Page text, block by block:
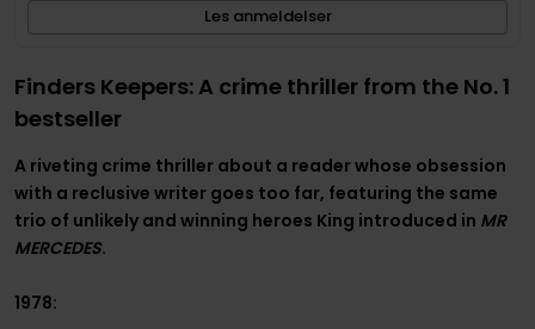
Les anmeldelser
Finders Keepers: A crime thriller from the No. 1
bestseller
A riveting crime thriller about a reader whose obsession
with a reclusive writer goes too far, featuring the same
trio of unlikely and winning heroes King introduced in MR
MERCEDES.
1978: